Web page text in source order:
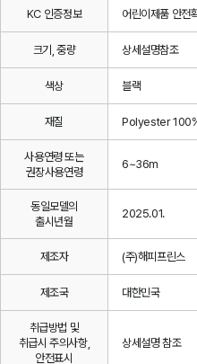
KC 인증정보 어린이제품 안전
크기, 중량 상세설명참조
색상 블랙
재질 Polyester
사용연령 또는
권장사용연령
6~36m
동일모델의
출시년월
2025.01.
제조자 (주)해피프린스
제조국 대한민국
취급방법 및
취급시 주의사항,
안전표시
상세설명 참조